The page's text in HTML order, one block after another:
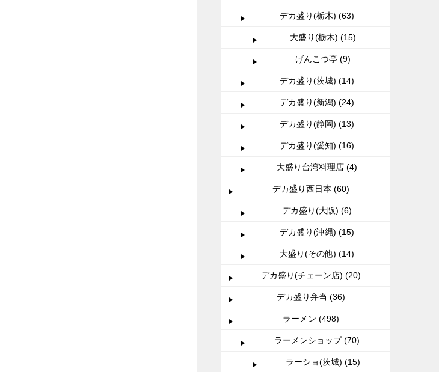
デカ盛り(栃木) (63)
大盛り(栃木) (15)
げんこつ亭 (9)
デカ盛り(茨城) (14)
デカ盛り(新潟) (24)
デカ盛り(静岡) (13)
デカ盛り(愛知) (16)
大盛り台湾料理店 (4)
デカ盛り西日本 (60)
デカ盛り(大阪) (6)
デカ盛り(沖縄) (15)
大盛り(その他) (14)
デカ盛り(チェーン店) (20)
デカ盛り弁当 (36)
ラーメン (498)
ラーメンショップ (70)
ラーショ(茨城) (15)